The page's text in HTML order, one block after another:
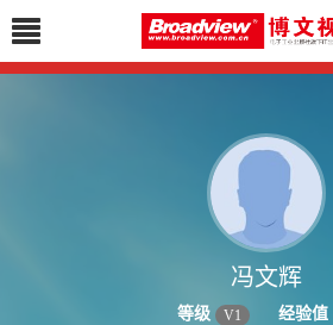
冯文辉
等级 V1 经验值